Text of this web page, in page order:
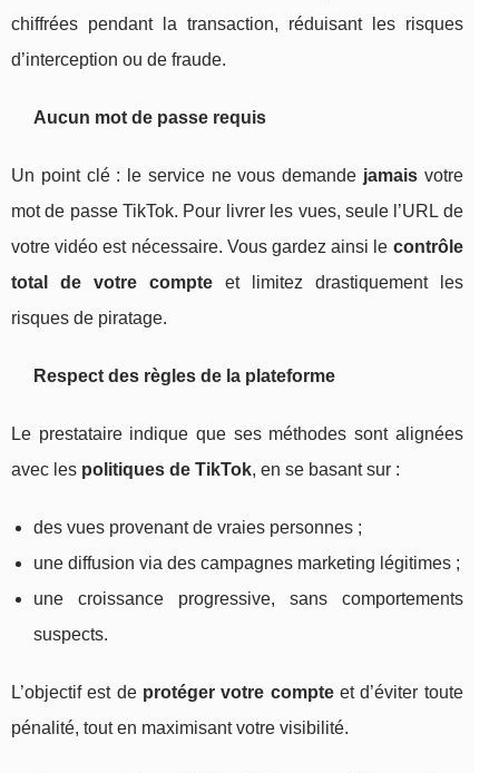
chiffrées pendant la transaction, réduisant les risques
d’interception ou de fraude.
Aucun mot de passe requis
Un point clé : le service ne vous demande jamaisvotre
mot de passe TikTok. Pour livrer les vues, seule l’URL de
votre vidéo est nécessaire. Vous gardez ainsi le contrôle
total de votre compteet limitez drastiquement les
risques de piratage.
Respect des règles de la plateforme
Le prestataire indique que ses méthodes sont alignées
avec les politiques de TikTok, en se basant sur :
des vues provenant de vraies personnes ;
une diffusion via des campagnes marketing légitimes ;
une croissance progressive, sans comportements
suspects.
L’objectif est de protéger votre compteet d’éviter toute
pénalité, tout en maximisant votre visibilité.